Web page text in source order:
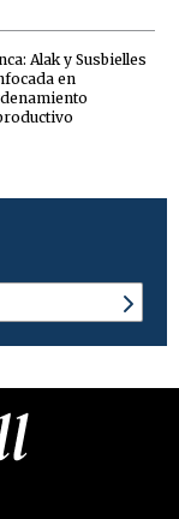
Alak y Susbielles
en